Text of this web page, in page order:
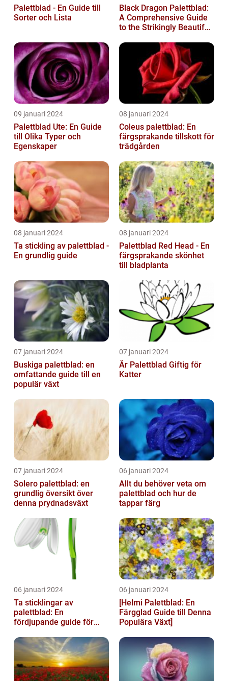
Palettblad - En Guide till
Sorter och Lista
Black Dragon Palettblad:
A Comprehensive Guide
to the Strikingly Beautiful
09 januari 2024
Palettblad Ute: En Guide
till Olika Typer och
Egenskaper
08 januari 2024
Coleus palettblad: En
färgsprakande tillskott för
trädgården
08 januari 2024
Ta stickling av palettblad -
En grundlig guide
08 januari 2024
Palettblad Red Head - En
färgsprakande skönhet
till bladplanta
07 januari 2024
Buskiga palettblad: en
omfattande guide till en
populär växt
07 januari 2024
Är Palettblad Giftig för
Katter
07 januari 2024
Solero palettblad: en
grundlig översikt över
denna prydnadsväxt
06 januari 2024
Allt du behöver veta om
palettblad och hur de
tappar färg
06 januari 2024
Ta sticklingar av
palettblad: En
fördjupande guide för
06 januari 2024
[Helmi Palettblad: En
Färgglad Guide till Denna
Populära Växt]